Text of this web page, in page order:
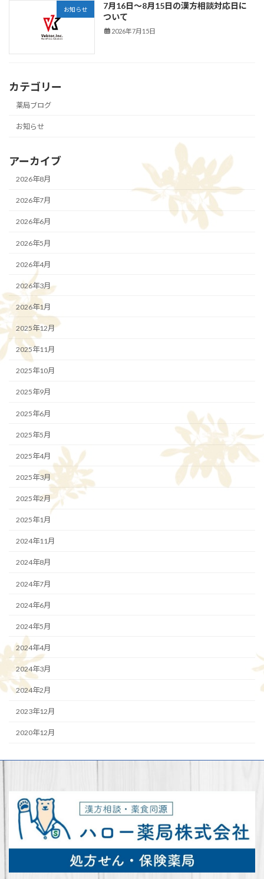
お知らせ
7月16日～8月15日の漢方相談対応日に
ついて
2026年7月15日
カテゴリー
薬局ブログ
お知らせ
アーカイブ
2026年8月
2026年7月
2026年6月
2026年5月
2026年4月
2026年3月
2026年1月
2025年12月
2025年11月
2025年10月
2025年9月
2025年6月
2025年5月
2025年4月
2025年3月
2025年2月
2025年1月
2024年11月
2024年8月
2024年7月
2024年6月
2024年5月
2024年4月
2024年3月
2024年2月
2023年12月
2020年12月